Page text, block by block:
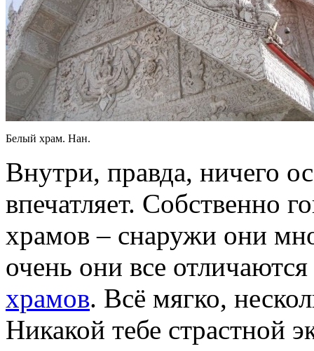
Белый храм. Нан.
Внутри, правда, ничего
впечатляет. Собственно
храмов – снаружи они
очень они все
храмов. Всё мягко,
Никакой тебе страстной